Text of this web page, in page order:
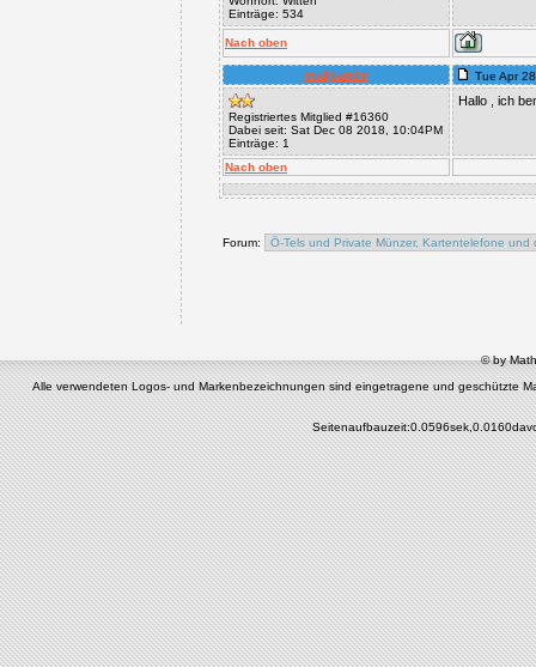
Einträge: 534
Nach oben
malparido Tue Apr
Registriertes Mitglied #16360
Dabei seit: Sat Dec 08 2018, 10:04PM
Einträge: 1
Hallo , ich
Nach oben
Forum:
© by
Alle verwendeten Logos- und Markenbezeichnungen sind eingetragene und geschützte